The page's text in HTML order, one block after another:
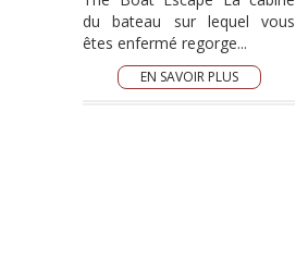
du bateau sur lequel vous
êtes enfermé regorge...
EN SAVOIR PLUS